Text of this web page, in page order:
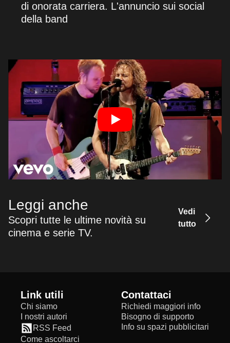
di onorata carriera. L'annuncio sui social
della band
Leggi anche
Scopri tutte le ultime novità su
cinema e serie TV.
Vedi
tutto
Link utili
Chi siamo
I nostri autori
RSS Feed
Come ascoltarci
Contattaci
Richiedi maggiori info
Bisogno di supporto
Info su spazi pubblicitari